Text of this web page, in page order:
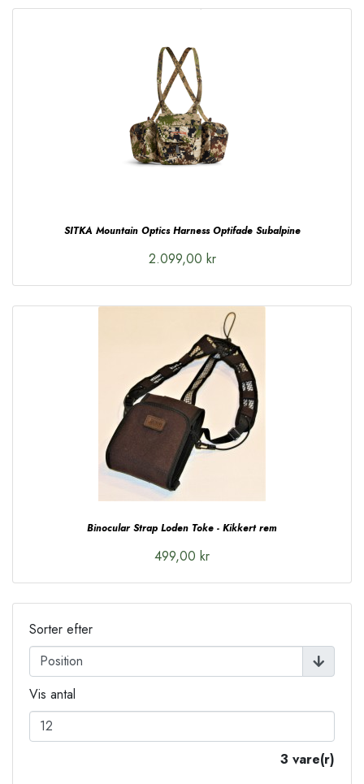
SITKA Mountain Optics Harness Optifade Subalpine
2.099,00 kr
Binocular Strap Loden Toke - Kikkert rem
499,00 kr
Sorter efter
Vis antal
3 vare(r)